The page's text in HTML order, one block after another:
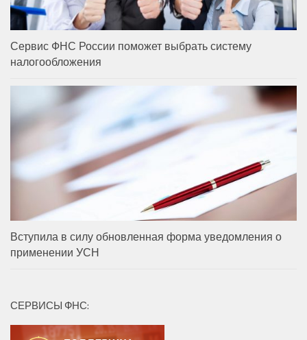
Сервис ФНС России поможет выбрать систему
налогообложения
Вступила в силу обновленная форма уведомления о
применении УСН
СЕРВИСЫ ФНС: